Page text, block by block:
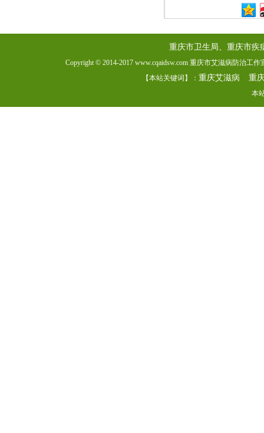
重庆市卫生局、重庆市疾
Copyright © 2014-2017 www.cqaidsw.com 重庆市艾滋病防治工
【本站关键词】： 重庆艾滋病 重
本